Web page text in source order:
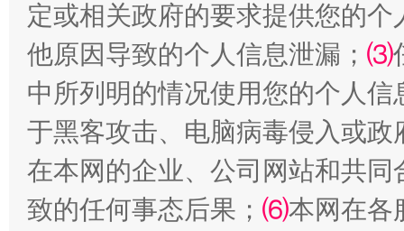
国家大学科技园优化重塑工作
定或相关政府的要求提供您的个
他原因导致的个人信息泄漏； ⑶
中所列明的情况使用您的个人
于黑客攻击、电脑病毒侵入或
在本网的企业、公司网站和共
致的任何事态后果； ⑹本网在各